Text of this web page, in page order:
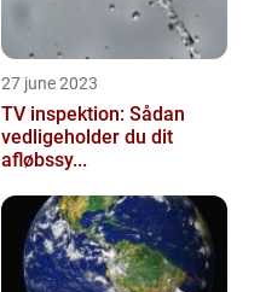
27 june 2023
TV inspektion: Sådan
vedligeholder du dit
afløbssy...